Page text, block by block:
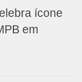
ícone
em